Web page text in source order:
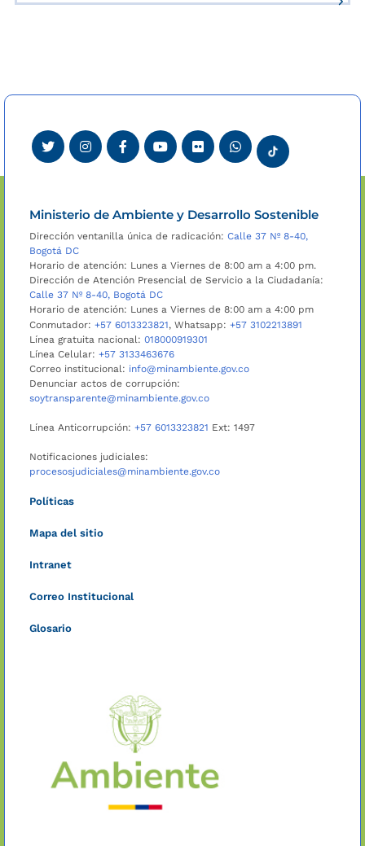
Ministerio de Ambiente y Desarrollo Sostenible
Dirección ventanilla única de radicación: Calle 37 Nº 8-40,
Bogotá DC
Horario de atención: Lunes a Viernes de 8:00 am a 4:00 pm.
Dirección de Atención Presencial de Servicio a la Ciudadanía:
Calle 37 Nº 8-40, Bogotá DC
Horario de atención: Lunes a Viernes de 8:00 am a 4:00 pm
Conmutador: +57 6013323821, Whatsapp: +57 3102213891
Línea gratuita nacional: 018000919301
Línea Celular: +57 3133463676
Correo institucional: info@minambiente.gov.co
Denunciar actos de corrupción:
soytransparente@minambiente.gov.co
Línea Anticorrupción: +57 6013323821 Ext: 1497
Notificaciones judiciales:
procesosjudiciales@minambiente.gov.co
Políticas
Mapa del sitio
Intranet
Correo Institucional
Glosario